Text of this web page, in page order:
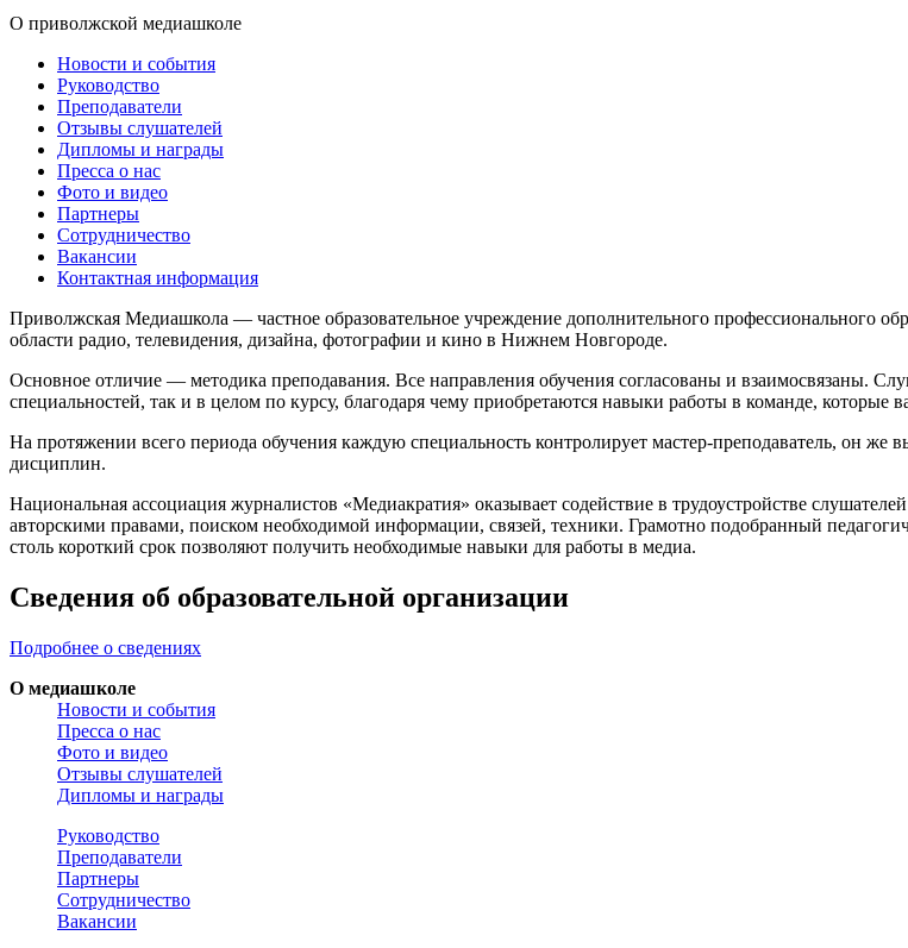
О приволжской медиашколе
Новости и события
Руководство
Преподаватели
Отзывы слушателей
Дипломы и награды
Пресса о нас
Фото и видео
Партнеры
Сотрудничество
Вакансии
Контактная информация
Приволжская Медиашкола — частное образовательное учреждение дополнительного профессионального
области радио, телевидения, дизайна, фотографии и кино в Нижнем Новгороде.
Основное отличие — методика преподавания. Все направления обучения согласованы и взаимосвязаны.
специальностей, так и в целом по курсу, благодаря чему приобретаются навыки работы в команде, которые
На протяжении всего периода обучения каждую специальность контролирует мастер-преподаватель, он же
дисциплин.
Национальная ассоциация журналистов «Медиакратия» оказывает содействие в трудоустройстве
авторскими правами, поиском необходимой информации, связей, техники. Грамотно подобранный
столь короткий срок позволяют получить необходимые навыки для работы в медиа.
Сведения об образовательной организации
Подробнее о сведениях
О медиашколе
Новости и события
Пресса о нас
Фото и видео
Отзывы слушателей
Дипломы и награды
Руководство
Преподаватели
Партнеры
Сотрудничество
Вакансии